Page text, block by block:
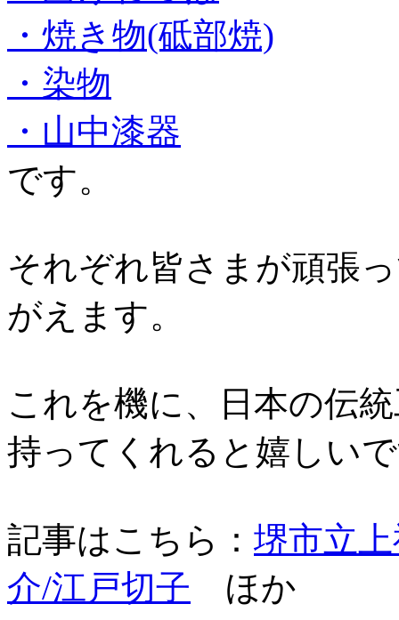
・焼き物(砥部焼)
・染物
・山中漆器
です。
それぞれ皆さまが頑張
がえます。
これを機に、日本の伝
持ってくれると嬉しい
記事はこちら： 堺市立
介/江戸切子 ほか